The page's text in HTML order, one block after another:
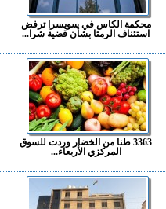
محكمة الكاس في سويسرا ترفض
استئناف الرمثا بشأن قضية شرا...
3363 طنا من الخضار وردت للسوق
المركزي الأربعاء...